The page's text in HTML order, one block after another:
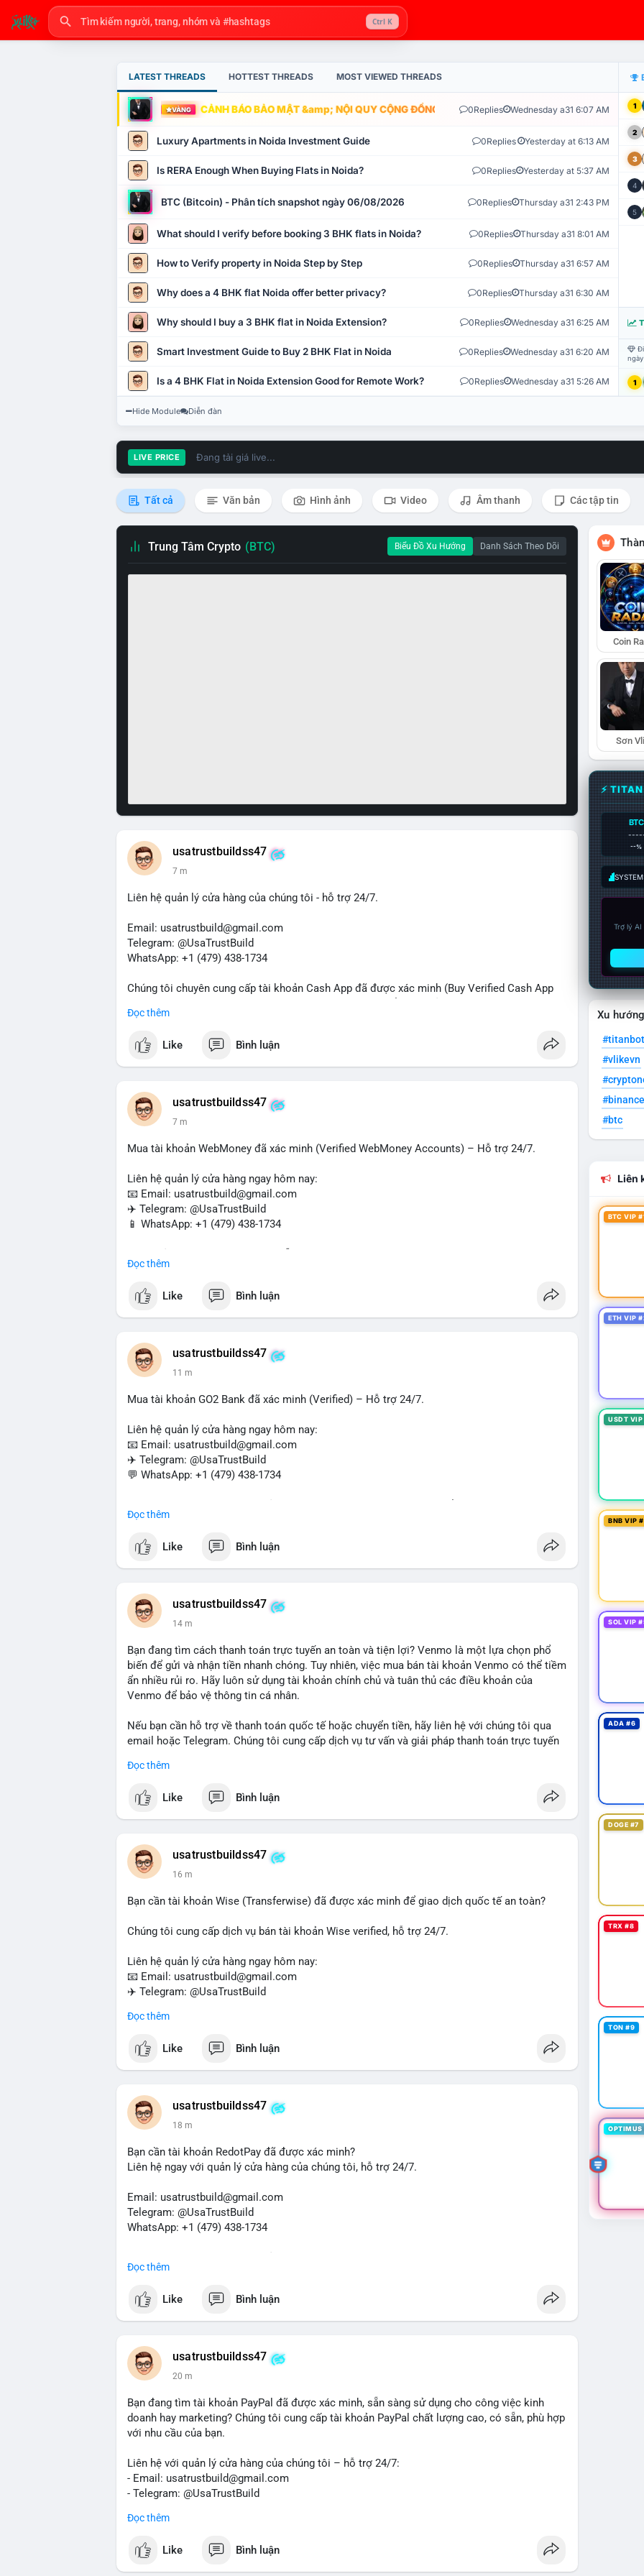
Ctrl K
LATEST THREADS HOTTEST THREADS MOST VIEWED THREADS
VÀNG CẢNH BÁO BẢO MẬT &amp; NỘI QUY CỘNG ĐỒNG VLIKE.VN: HỆ THỐNG GIÁM SÁT TỰ
0Replies Wednesday a31 6:07 AM
Luxury Apartments in Noida Investment Guide 0Replies Yesterday at 6:13 AM
Is RERA Enough When Buying Flats in Noida? 0Replies Yesterday at 5:37 AM
BTC (Bitcoin) - Phân tích snapshot ngày 06/08/2026 0Replies Thursday a31 2:43 PM
What should I verify before booking 3 BHK flats in Noida? 0Replies Thursday a31 8:01 AM
How to Verify property in Noida Step by Step 0Replies Thursday a31 6:57 AM
Why does a 4 BHK flat Noida offer better privacy? 0Replies Thursday a31 6:30 AM
Why should I buy a 3 BHK flat in Noida Extension? 0Replies Wednesday a31 6:25 AM
Smart Investment Guide to Buy 2 BHK Flat in Noida 0Replies Wednesday a31 6:20 AM
Is a 4 BHK Flat in Noida Extension Good for Remote Work? 0Replies Wednesday a31 5:26 AM
1
2
3
4
5
1
Hide Module Diễn đàn
LIVE PRICE Đang tải giá live...
Tất cả Văn bản Hình ảnh Video Âm thanh Các tập tin
Trung Tâm Crypto (BTC) Biểu Đồ Xu Hướng Danh Sách Theo Dõi
usatrustbuildss47
7 m
Liên hệ quản lý cửa hàng của chúng tôi - hỗ trợ 24/7.
Email: usatrustbuild@gmail.com
Telegram: @UsaTrustBuild
WhatsApp: +1 (479) 438-1734
Chúng tôi chuyên cung cấp tài khoản Cash App đã được xác minh (Buy Verified Cash App
toán USDT và các giao dịch tiền mặt tại Mỹ.
Liên hệ ngay để được tư vấn và hỗ trợ nhanh nhất!
#sendmoney
Đọc thêm
Like Bình luận
usatrustbuildss47
7 m
Mua tài khoản WebMoney đã xác minh (Verified WebMoney Accounts) – Hỗ trợ 24/7.
Liên hệ quản lý cửa hàng ngay hôm nay:
📧 Email: usatrustbuild@gmail.com
✈️ Telegram: @UsaTrustBuild
📱 WhatsApp: +1 (479) 438-1734
thanh toán trực tuyến, nhận tiền và chuyển tiền quốc tế.
#buyverifiedwebmoneyaccounts
#cashout
#sendmoney #trustbuild
Đọc thêm
Like Bình luận
usatrustbuildss47
11 m
Mua tài khoản GO2 Bank đã xác minh (Verified) – Hỗ trợ 24/7.
Liên hệ quản lý cửa hàng ngay hôm nay:
📧 Email: usatrustbuild@gmail.com
✈️ Telegram: @UsaTrustBuild
💬 WhatsApp: +1 (479) 438-1734
và thanh toán USDT.
#buyverifiedgo2bankaccounts #marketing
#sendmoney #mobiledeposit #pay #usdt
Đọc thêm
Like Bình luận
usatrustbuildss47
14 m
Bạn đang tìm cách thanh toán trực tuyến an toàn và tiện lợi? Venmo là một lựa chọn phổ
biến để gửi và nhận tiền nhanh chóng. Tuy nhiên, việc mua bán tài khoản Venmo có thể tiềm
ẩn nhiều rủi ro. Hãy luôn sử dụng tài khoản chính chủ và tuân thủ các điều khoản của
Venmo để bảo vệ thông tin cá nhân.
Nếu bạn cần hỗ trợ về thanh toán quốc tế hoặc chuyển tiền, hãy liên hệ với chúng tôi qua
email hoặc Telegram. Chúng tôi cung cấp dịch vụ tư vấn và giải pháp thanh toán trực tuyến
Email: usatrustbuild@gmail.com
Telegram: @UsaTrustBuild
#thanhtoanonline #venmo #chuyentien
Đọc thêm
Like Bình luận
usatrustbuildss47
16 m
Bạn cần tài khoản Wise (Transferwise) đã được xác minh để giao dịch quốc tế an toàn?
Chúng tôi cung cấp dịch vụ bán tài khoản Wise verified, hỗ trợ 24/7.
Liên hệ quản lý cửa hàng ngay hôm nay:
📧 Email: usatrustbuild@gmail.com
✈️ Telegram: @UsaTrustBuild
#buyverifiedwiseaccounts #marketing #seo #smm #trendingnow #cashout #sendmoney
Đọc thêm
Like Bình luận
usatrustbuildss47
18 m
Bạn cần tài khoản RedotPay đã được xác minh?
Liên hệ ngay với quản lý cửa hàng của chúng tôi, hỗ trợ 24/7.
Email: usatrustbuild@gmail.com
Telegram: @UsaTrustBuild
WhatsApp: +1 (479) 438-1734
#buyverifiedredotpayaccount
Đọc thêm
Like Bình luận
usatrustbuildss47
20 m
Bạn đang tìm tài khoản PayPal đã được xác minh, sẵn sàng sử dụng cho công việc kinh
doanh hay marketing? Chúng tôi cung cấp tài khoản PayPal chất lượng cao, có sẵn, phù hợp
với nhu cầu của bạn.
Liên hệ với quản lý cửa hàng của chúng tôi – hỗ trợ 24/7:
- Email: usatrustbuild@gmail.com
- Telegram: @UsaTrustBuild
dịch thuận lợi. Hãy nhắn tin ngay để được tư vấn chi tiết.
Đọc thêm
Like Bình luận
Coin
Sơn
⚡
BTC
--%
Trợ lý
Xu
#titanbot
#vlikevn
#btc
Liên
BTC VIP
ETH VIP
USDT
BNB VIP
SOL VIP
ADA #6
DOGE #7
TRX #8
TON #9
OPTIMUS